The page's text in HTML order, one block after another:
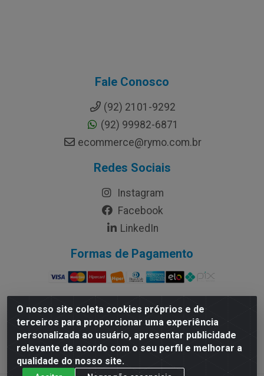
O nosso site coleta cookies próprios e de
terceiros para proporcionar uma experiência
personalizada ao usuário, apresentar publicidade
relevante de acordo com o seu perfil e melhorar a
qualidade do nosso site.
Fale Conosco
(92) 2101-9292
(92) 99982-6871
ecommerce@rymo.com.br
Redes Sociais
Instagram
Facebook
LinkedIn
Formas de Pagamento
Rymo Imagem e Produtos Gráficos da Amazonia LTDA -
Av. Ajuricaba, 379 - Cachoeirinha, Manaus/AM - CEP
69065-110 - CNPJ 14.220.230.0001-70